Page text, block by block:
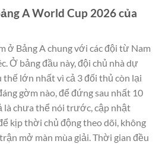
A World Cup 2026 của
ở Bảng A chung với các đội từ Nam
Ở bảng đầu này, đội chủ nhà dự
lớn nhất vì cả 3 đối thủ còn lại
gờm nào, để đứng sau nhất 10
là chưa thể nói trước, cập nhật
kịp thời chủ động theo dõi, không
mở màn mùa giải. Thời gian đều